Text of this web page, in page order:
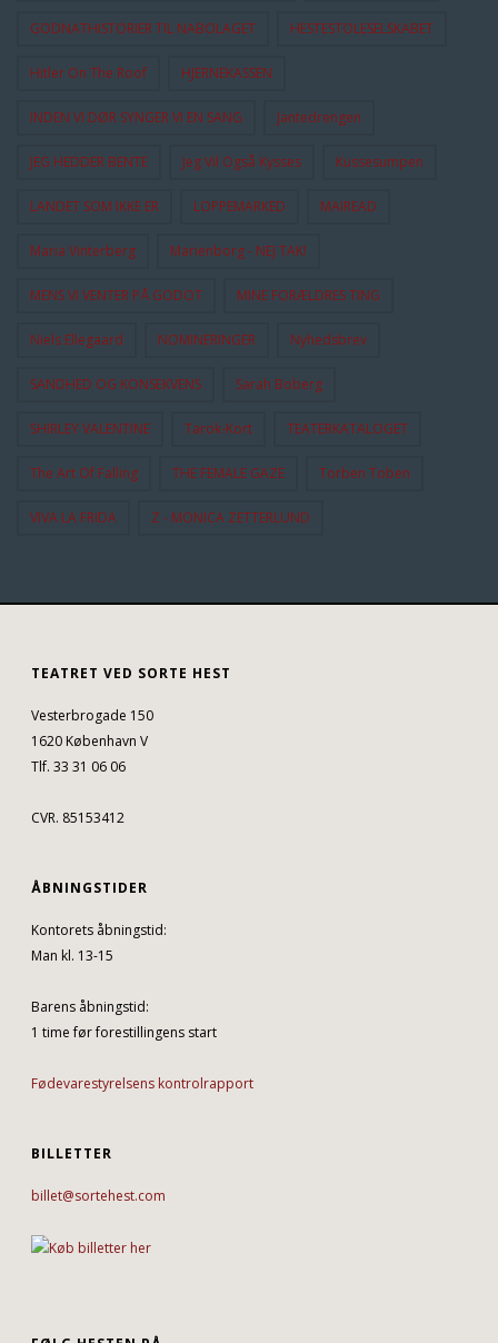
GODNATHISTORIER TIL NABOLAGET HESTESTOLESELSKABET
Hitler On The Roof HJERNEKASSEN
INDEN VI DØR SYNGER VI EN SANG Jantedrengen
JEG HEDDER BENTE Jeg Vil Også Kysses Kussesumpen
LANDET SOM IKKE ER LOPPEMARKED MAIREAD
Maria Vinterberg Marienborg - NEJ TAK!
MENS VI VENTER PÅ GODOT MINE FORÆLDRES TING
Niels Ellegaard NOMINERINGER Nyhedsbrev
SANDHED OG KONSEKVENS Sarah Boberg
SHIRLEY VALENTINE Tarok-Kort TEATERKATALOGET
The Art Of Falling THE FEMALE GAZE Torben Toben
VIVA LA FRIDA Z - MONICA ZETTERLUND
TEATRET VED SORTE HEST
Vesterbrogade 150
1620 København V
Tlf. 33 31 06 06
CVR. 85153412
ÅBNINGSTIDER
Kontorets åbningstid:
Man kl. 13-15
Barens åbningstid:
1 time før forestillingens start
Fødevarestyrelsens kontrolrapport
BILLETTER
billet@sortehest.com